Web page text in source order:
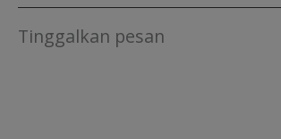
Tinggalkan pesan